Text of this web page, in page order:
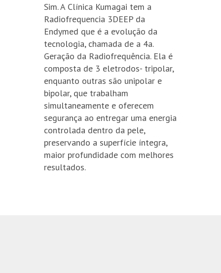
Sim. A Clínica Kumagai tem a
Radiofrequencia 3DEEP da
Endymed que é a evolução da
tecnologia, chamada de a 4a.
Geração da Radiofrequência. Ela é
composta de 3 eletrodos- tripolar,
enquanto outras são unipolar e
bipolar, que trabalham
simultaneamente e oferecem
segurança ao entregar uma energia
controlada dentro da pele,
preservando a superfície íntegra,
maior profundidade com melhores
resultados.